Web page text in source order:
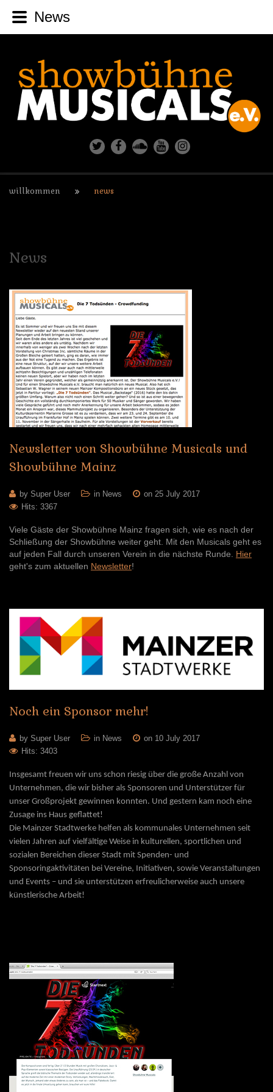
willkommen news
News
Newsletter von Showbühne Musicals und
Showbühne Mainz
by Super User in News
on 25 July 2017
Hits: 3367
Viele Gäste der Showbühne Mainz fragen sich, wie es nach der
Schließung der Showbühne weiter geht. Mit den Musicals geht es
auf jeden Fall durch unseren Verein in die nächste Runde. Hier
geht's zum aktuellen Newsletter!
Noch ein Sponsor mehr!
by Super User in News
on 10 July 2017
Hits: 3403
Insgesamt freuen wir uns schon riesig über die große Anzahl von
Unternehmen, die wir bisher als Sponsoren und Unterstützer für
unser Großprojekt gewinnen konnten. Und gestern kam noch eine
Zusage ins Haus geflattet!
Die Mainzer Stadtwerke helfen als kommunales Unternehmen seit
vielen Jahren auf vielfältige Weise in kulturellen, sportlichen und
sozialen Bereichen dieser Stadt mit Spenden- und
Sponsoringaktivitäten bei Vereine, Initiativen, sowie Veranstaltungen
und Events – und sie unterstützen erfreulicherweise auch unsere
künstlerische Arbeit!
News